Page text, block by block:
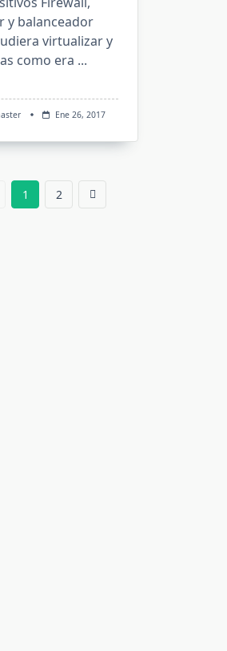
y balanceador
virtualizar y
como era ...
Ene 26, 2017
1 2